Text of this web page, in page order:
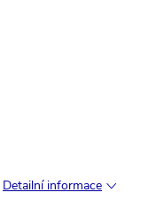
Detailní informace